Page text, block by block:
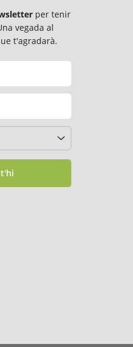
per tenir
vegada al
t'agradarà.